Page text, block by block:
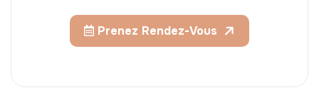
Prenez Rendez-Vous